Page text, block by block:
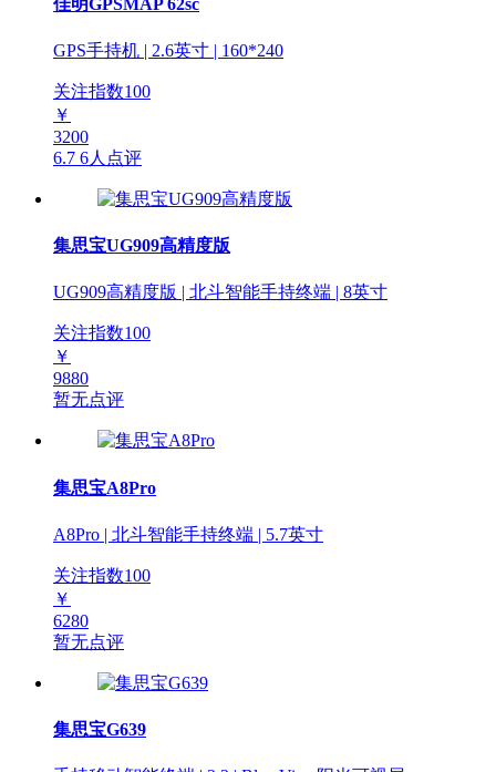
GPS手持机 | 2.6英寸 | 160*240
关注指数100
￥
3200
6.7 6人点评
集思宝UG909高精度版
UG909高精度版 | 北斗智能手持终端 | 8英寸
关注指数100
￥
9880
暂无点评
集思宝A8Pro
A8Pro | 北斗智能手持终端 | 5.7英寸
关注指数100
￥
6280
暂无点评
集思宝G639